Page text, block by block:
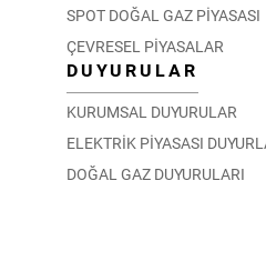
SPOT DOĞAL GAZ PİYASASI
ÇEVRESEL PİYASALAR
DUYURULAR
KURUMSAL DUYURULAR
ELEKTRİK PİYASASI
DOĞAL GAZ DUYURULARI